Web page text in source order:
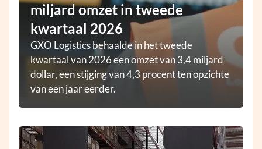
miljard omzet in tweede
kwartaal 2026
GXO Logistics behaalde in het tweede
kwartaal van 2026 een omzet van 3,4 miljard
dollar, een stijging van 4,3 procent ten opzichte
van een jaar eerder.